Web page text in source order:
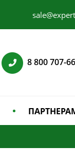
8 800 707-